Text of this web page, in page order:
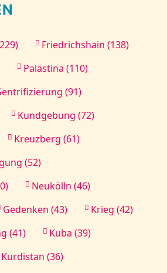
Friedrichshain (138)
Palästina (110)
(91)
Kundgebung (72)
Kreuzberg (61)
(52)
Neukölln (46)
Gedenken (43)
Krieg (42)
(41)
Kuba (39)
Kurdistan (36)